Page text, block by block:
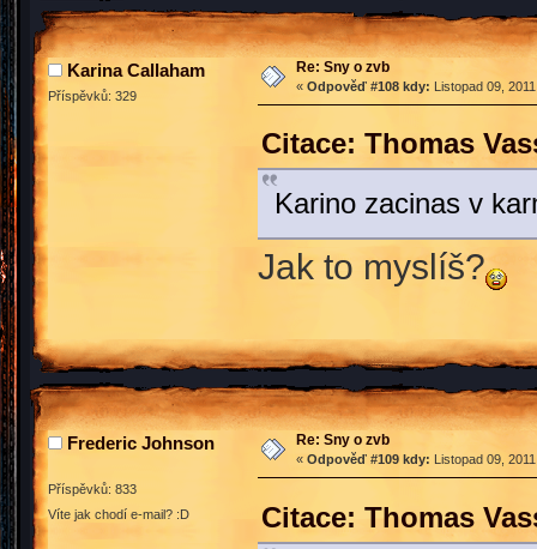
Karina Callaham
Příspěvků: 329
Re: Sny o zvb
« Odpověď #108 kdy: Listopad 09,
Citace: Thomas
Karino zacinas v
Jak to myslíš?
Frederic Johnson
Příspěvků: 833
Víte jak chodí e-mail? :D
Re: Sny o zvb
« Odpověď #109 kdy: Listopad 09,
Citace: Thomas